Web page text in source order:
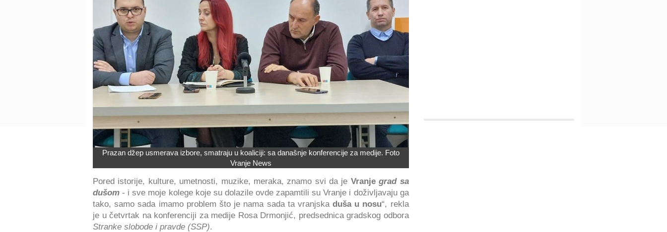
Prazan džep usmerava izbore, smatraju u koaliciji: sa današnje konferencije za medije. Foto
Vranje News
Pored istorije, kulture, umetnosti, muzike, meraka, znamo svi da je Vranjegrad sa
dušom - i sve moje kolege koje su dolazile ovde zapamtili su Vranje i doživljavaju ga
tako, samo sada imamo problem što je nama sada ta vranjskaduša u nosu“, rekla
je u četvrtak na konferenciji za medije Rosa Drmonjić, predsednica gradskog odbora
Stranke slobode i pravde (SSP).